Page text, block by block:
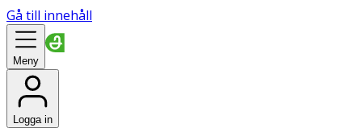
Gå till innehåll
Meny
Logga in